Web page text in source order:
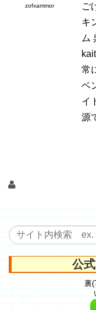
zofxammor
ご
キ
ム
常
ベ
イ
源
公
裏